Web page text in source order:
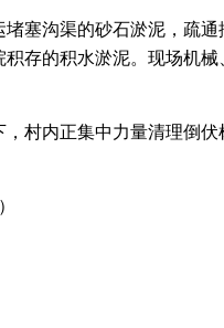
塞沟渠的砂石淤泥，疏
存的积水淤泥。现场机
村内正集中力量清理倒伏